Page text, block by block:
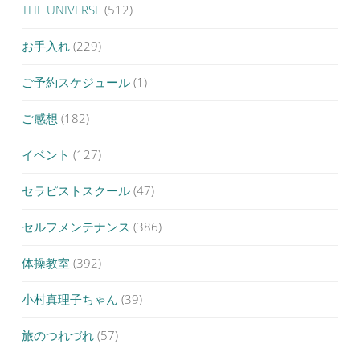
THE UNIVERSE (512)
お手入れ (229)
ご予約スケジュール (1)
ご感想 (182)
イベント (127)
セラピストスクール (47)
セルフメンテナンス (386)
体操教室 (392)
小村真理子ちゃん (39)
旅のつれづれ (57)